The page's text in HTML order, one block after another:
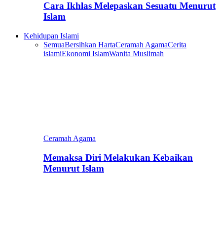
Cara Ikhlas Melepaskan Sesuatu Menurut
Islam
Kehidupan Islami
SemuaBersihkan HartaCeramah AgamaCerita
islamiEkonomi IslamWanita Muslimah
Ceramah Agama
Memaksa Diri Melakukan Kebaikan
Menurut Islam